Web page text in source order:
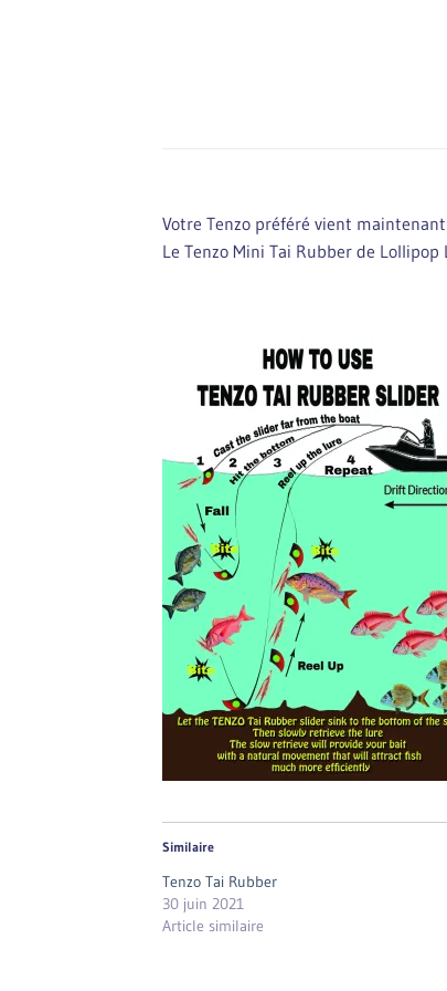
Votre Tenzo préféré vient
Le Tenzo Mini Tai Rubber de Lollipop
Similaire
Tenzo Tai Rubber
30 juin 2021
Article similaire